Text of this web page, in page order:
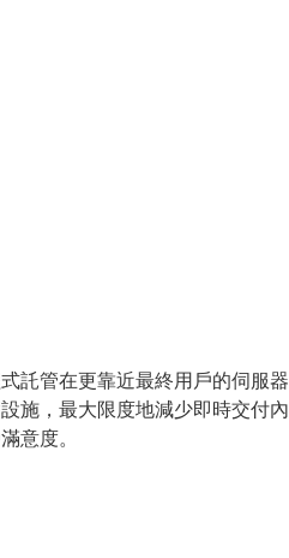
託管在更靠近最終用戶的伺服器
施，最大限度地減少即時交付內
意度。